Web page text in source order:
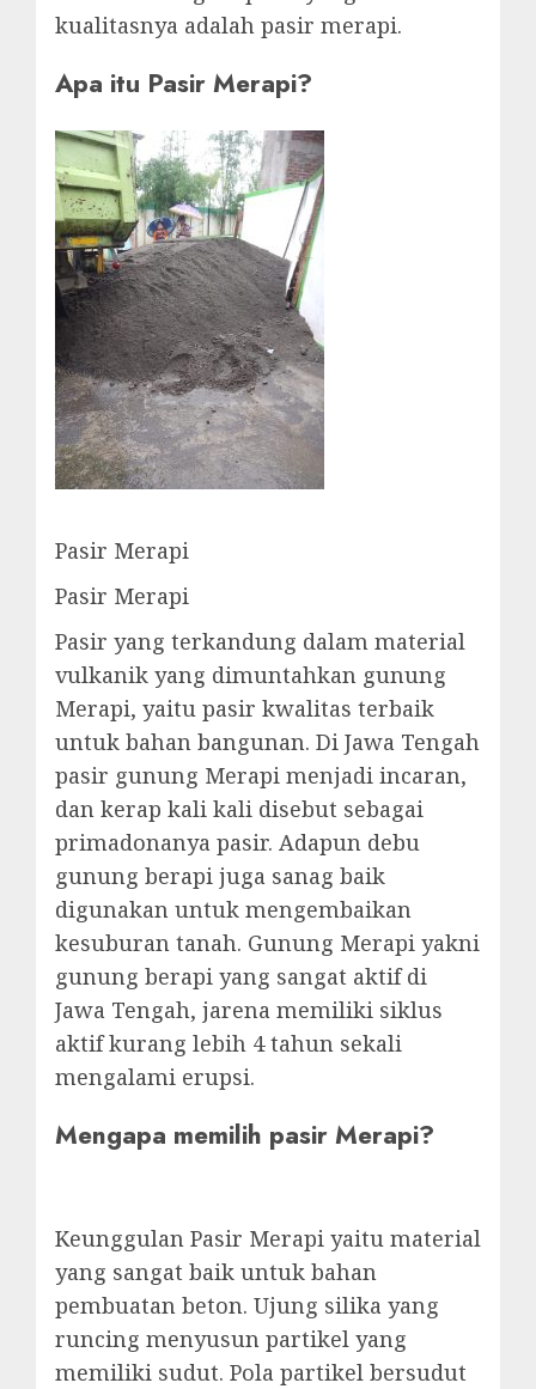
kualitasnya adalah pasir merapi.
Apa itu Pasir Merapi?
Pasir Merapi
Pasir Merapi
Pasir yang terkandung dalam material
vulkanik yang dimuntahkan gunung
Merapi, yaitu pasir kwalitas terbaik
untuk bahan bangunan. Di Jawa Tengah
pasir gunung Merapi menjadi incaran,
dan kerap kali kali disebut sebagai
primadonanya pasir. Adapun debu
gunung berapi juga sanag baik
digunakan untuk mengembaikan
kesuburan tanah. Gunung Merapi yakni
gunung berapi yang sangat aktif di
Jawa Tengah, jarena memiliki siklus
aktif kurang lebih 4 tahun sekali
mengalami erupsi.
Mengapa memilih pasir Merapi?
Keunggulan Pasir Merapi yaitu material
yang sangat baik untuk bahan
pembuatan beton. Ujung silika yang
runcing menyusun partikel yang
memiliki sudut. Pola partikel bersudut